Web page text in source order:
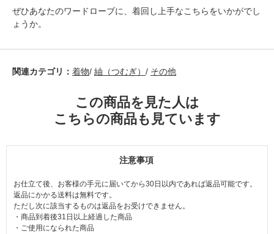
ぜひあなたのワードローブに、着回し上手なこちらをいかがでし
ょうか。
関連カテゴリ： 着物/ 紬（つむぎ） / その他
この商品を見た人は
こちらの商品も見ています
注意事項
お仕立て後、お客様の手元に届いてから30日以内であれば返品可能です。
返品にかかる送料は無料です。
ただし次に該当するものは返品をお受けできません。
・商品到着後31日以上経過した商品
・ご使用になられた商品